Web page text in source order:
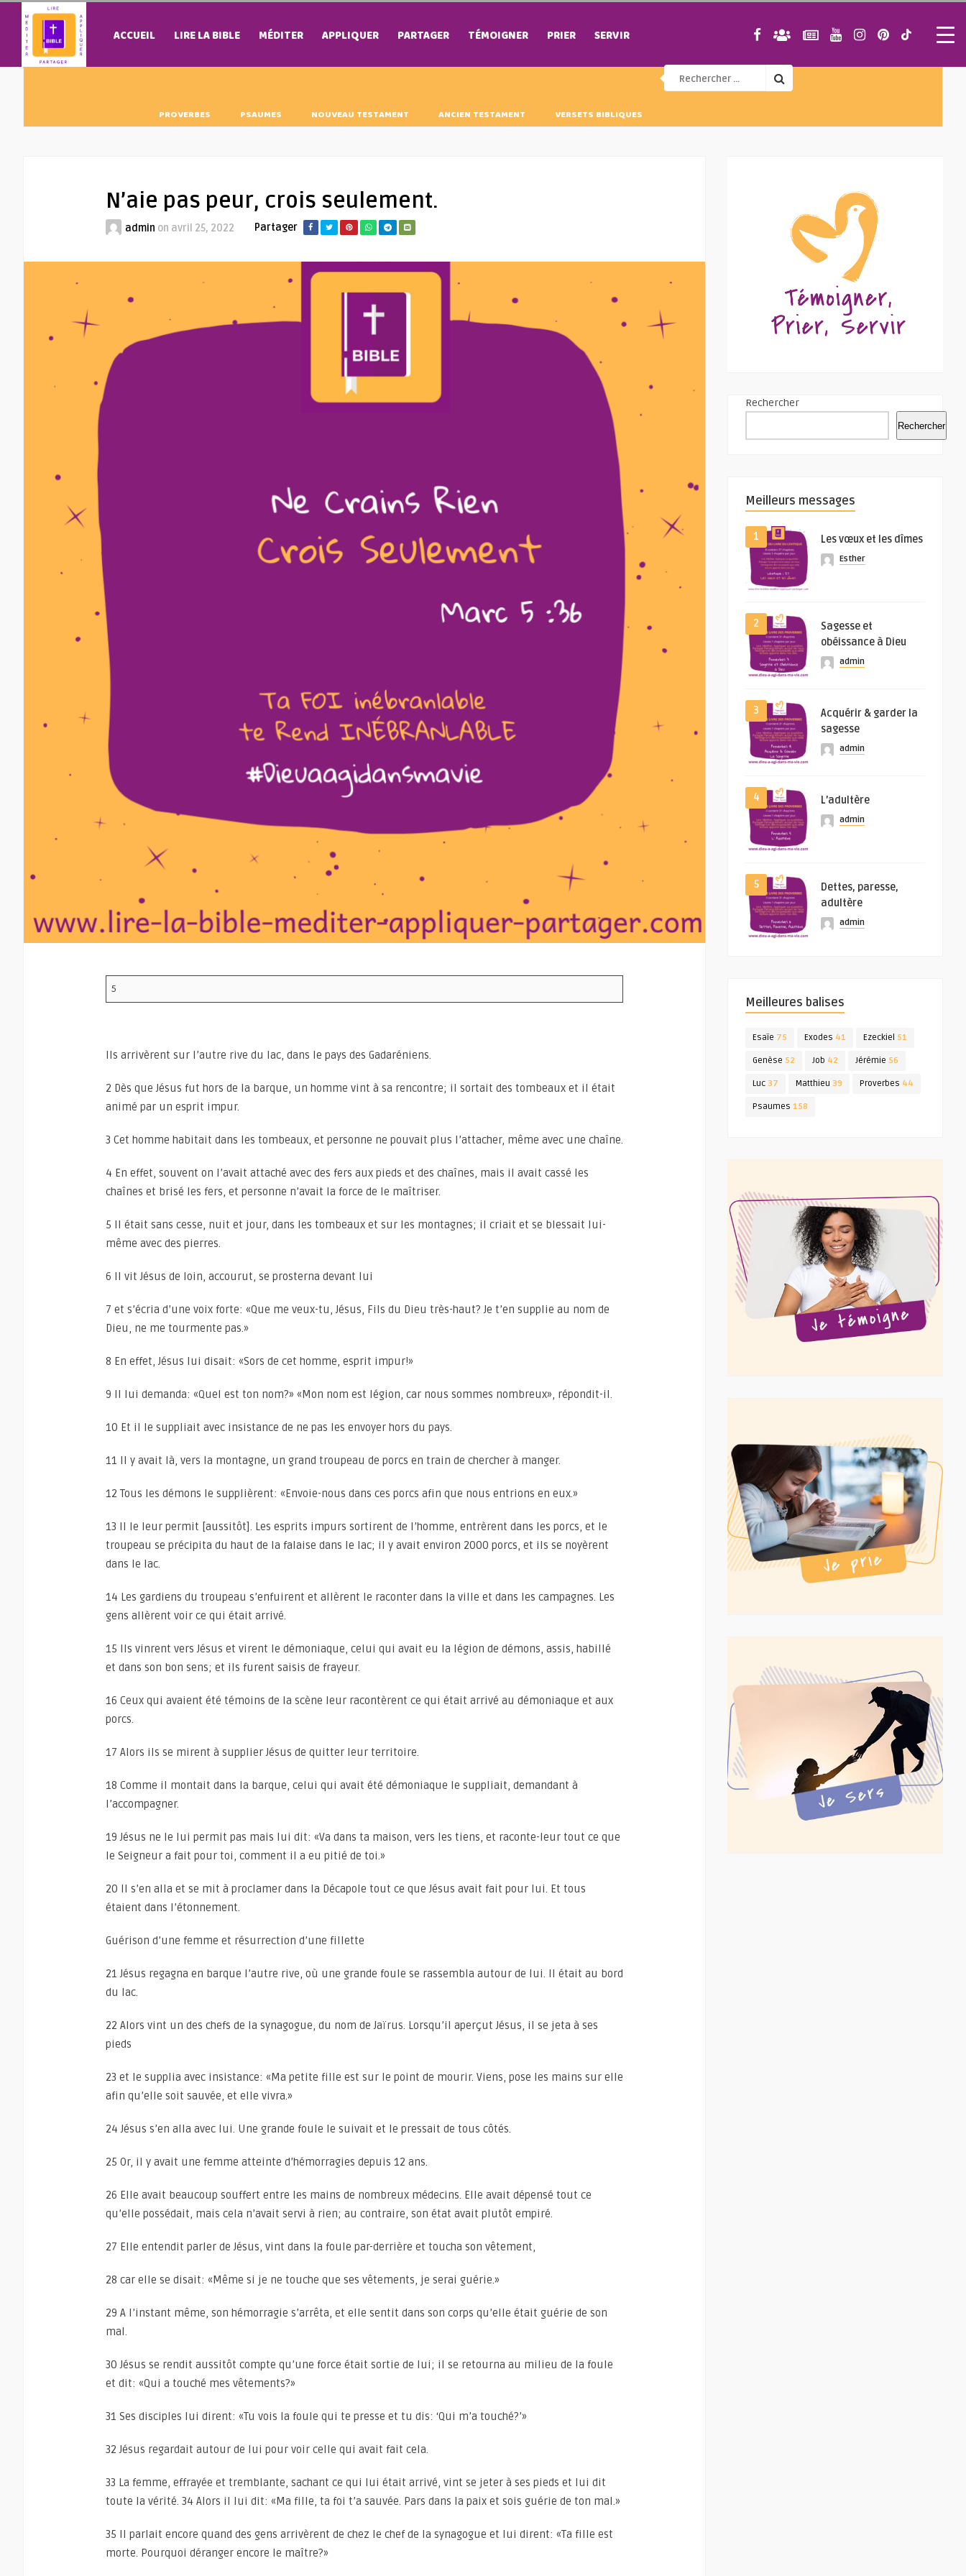
ACCUEIL LIRE LA BIBLE MÉDITER APPLIQUER PARTAGER TÉMOIGNER PRIER SERVIR
PROVERBES PSAUMES NOUVEAU TESTAMENT ANCIEN TESTAMENT VERSETS BIBLIQUES
N’aie pas peur, crois seulement.
admin on avril 25, 2022 Partager
5
Ils arrivèrent sur l’autre rive du lac, dans le pays des Gadaréniens.
2 Dès que Jésus fut hors de la barque, un homme vint à sa rencontre; il sortait des tombeaux et il était
animé par un esprit impur.
3 Cet homme habitait dans les tombeaux, et personne ne pouvait plus l’attacher, même avec une chaîne.
4 En effet, souvent on l’avait attaché avec des fers aux pieds et des chaînes, mais il avait cassé les
chaînes et brisé les fers, et personne n’avait la force de le maîtriser.
5 Il était sans cesse, nuit et jour, dans les tombeaux et sur les montagnes; il criait et se blessait lui-
même avec des pierres.
6 Il vit Jésus de loin, accourut, se prosterna devant lui
7 et s’écria d’une voix forte: «Que me veux-tu, Jésus, Fils du Dieu très-haut? Je t’en supplie au nom de
Dieu, ne me tourmente pas.»
8 En effet, Jésus lui disait: «Sors de cet homme, esprit impur!»
9 Il lui demanda: «Quel est ton nom?» «Mon nom est légion, car nous sommes nombreux», répondit-il.
10 Et il le suppliait avec insistance de ne pas les envoyer hors du pays.
11 Il y avait là, vers la montagne, un grand troupeau de porcs en train de chercher à manger.
12 Tous les démons le supplièrent: «Envoie-nous dans ces porcs afin que nous entrions en eux.»
13 Il le leur permit [aussitôt]. Les esprits impurs sortirent de l’homme, entrèrent dans les porcs, et le
troupeau se précipita du haut de la falaise dans le lac; il y avait environ 2000 porcs, et ils se noyèrent
dans le lac.
14 Les gardiens du troupeau s’enfuirent et allèrent le raconter dans la ville et dans les campagnes. Les
gens allèrent voir ce qui était arrivé.
15 Ils vinrent vers Jésus et virent le démoniaque, celui qui avait eu la légion de démons, assis, habillé
et dans son bon sens; et ils furent saisis de frayeur.
16 Ceux qui avaient été témoins de la scène leur racontèrent ce qui était arrivé au démoniaque et aux
porcs.
17 Alors ils se mirent à supplier Jésus de quitter leur territoire.
18 Comme il montait dans la barque, celui qui avait été démoniaque le suppliait, demandant à
l’accompagner.
19 Jésus ne le lui permit pas mais lui dit: «Va dans ta maison, vers les tiens, et raconte-leur tout ce que
le Seigneur a fait pour toi, comment il a eu pitié de toi.»
20 Il s’en alla et se mit à proclamer dans la Décapole tout ce que Jésus avait fait pour lui. Et tous
étaient dans l’étonnement.
Guérison d’une femme et résurrection d’une fillette
21 Jésus regagna en barque l’autre rive, où une grande foule se rassembla autour de lui. Il était au bord
du lac.
22 Alors vint un des chefs de la synagogue, du nom de Jaïrus. Lorsqu’il aperçut Jésus, il se jeta à ses
pieds
23 et le supplia avec insistance: «Ma petite fille est sur le point de mourir. Viens, pose les mains sur elle
afin qu’elle soit sauvée, et elle vivra.»
24 Jésus s’en alla avec lui. Une grande foule le suivait et le pressait de tous côtés.
25 Or, il y avait une femme atteinte d’hémorragies depuis 12 ans.
26 Elle avait beaucoup souffert entre les mains de nombreux médecins. Elle avait dépensé tout ce
qu’elle possédait, mais cela n’avait servi à rien; au contraire, son état avait plutôt empiré.
27 Elle entendit parler de Jésus, vint dans la foule par-derrière et toucha son vêtement,
28 car elle se disait: «Même si je ne touche que ses vêtements, je serai guérie.»
29 A l’instant même, son hémorragie s’arrêta, et elle sentit dans son corps qu’elle était guérie de son
mal.
30 Jésus se rendit aussitôt compte qu’une force était sortie de lui; il se retourna au milieu de la foule
et dit: «Qui a touché mes vêtements?»
31 Ses disciples lui dirent: «Tu vois la foule qui te presse et tu dis: ‘Qui m’a touché?’»
32 Jésus regardait autour de lui pour voir celle qui avait fait cela.
33 La femme, effrayée et tremblante, sachant ce qui lui était arrivé, vint se jeter à ses pieds et lui dit
toute la vérité. 34 Alors il lui dit: «Ma fille, ta foi t’a sauvée. Pars dans la paix et sois guérie de ton mal.»
35 Il parlait encore quand des gens arrivèrent de chez le chef de la synagogue et lui dirent: «Ta fille est
morte. Pourquoi déranger encore le maître?»
Rechercher
Rechercher
Meilleurs messages
1 Les vœux et les dîmes
Esther
2
Sagesse et
obéissance à Dieu
admin
3
Acquérir & garder la
sagesse
admin
4 L’adultère
admin
5
Dettes, paresse,
adultère
admin
Meilleures balises
Esaïe 75 Exodes 41 Ezeckiel 51
Genèse 52 Job 42 Jérémie 56
Luc 37 Matthieu 39 Proverbes 44
Psaumes 158